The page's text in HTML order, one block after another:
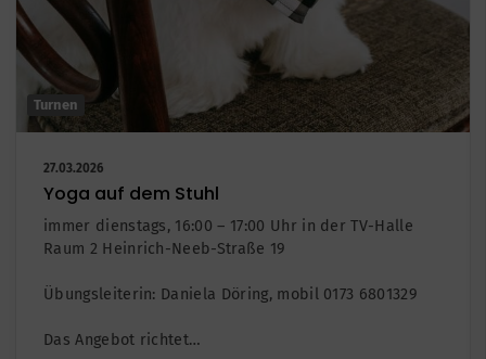
Turnen
27.03.2026
Yoga auf dem Stuhl
immer dienstags, 16:00 – 17:00 Uhr in der TV-Halle
Raum 2 Heinrich-Neeb-Straße 19
Übungsleiterin: Daniela Döring, mobil 0173 6801329
Das Angebot richtet…